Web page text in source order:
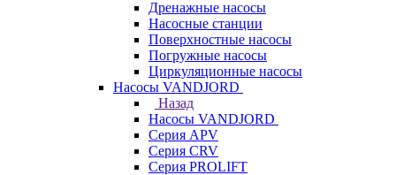
Дренажные насосы
Насосные станции
Поверхностные насосы
Погружные насосы
Циркуляционные насосы
Насосы VANDJORD
Назад
Насосы VANDJORD
Серия APV
Серия CRV
Серия PROLIFT